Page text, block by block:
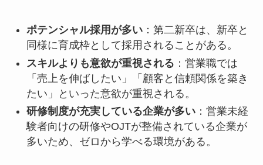
ポテンシャル採用が多い：第二新卒は、新卒と
同様に育成枠として採用されることがある。
スキルよりも意欲が重視される ：営業職では
「売上を伸ばしたい」「顧客と信頼関係を築き
たい」といった意欲が重視される。
研修制度が充実している企業が多い：営業未経
験者向けの研修やOJTが整備されている企業が
多いため、ゼロから学べる環境がある。